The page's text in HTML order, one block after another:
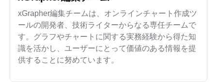
xGrapher編集チームは、オンラインチャート作成ツ
ールの開発者、技術ライターからなる専任チームで
す。グラフやチャートに関する実務経験から得た知
識を活かし、ユーザーにとって価値のある情報を提
供することに努めています。